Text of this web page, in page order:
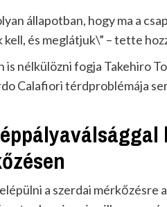
állapotban, hogy ma a
és meglátjuk\” – tette
nélkülözni fogja Takehiro
Calafiori térdproblémája
a szerdai mérkőzésre